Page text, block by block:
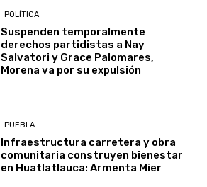
POLÍTICA
Suspenden temporalmente
derechos partidistas a Nay
Salvatori y Grace Palomares,
Morena va por su expulsión
PUEBLA
Infraestructura carretera y obra
comunitaria construyen bienestar
en Huatlatlauca: Armenta Mier